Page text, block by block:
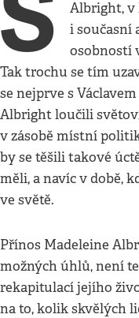
Albright, v
i současní
osobností
Tak trochu se tím
se nejprve s
Albright loučili
v zásobě místní
by se těšili takové
měli, a navíc v době,
ve světě.
Přínos Madeleine
možných úhlů, není
rekapitulací jejího
na to, kolik skvělých